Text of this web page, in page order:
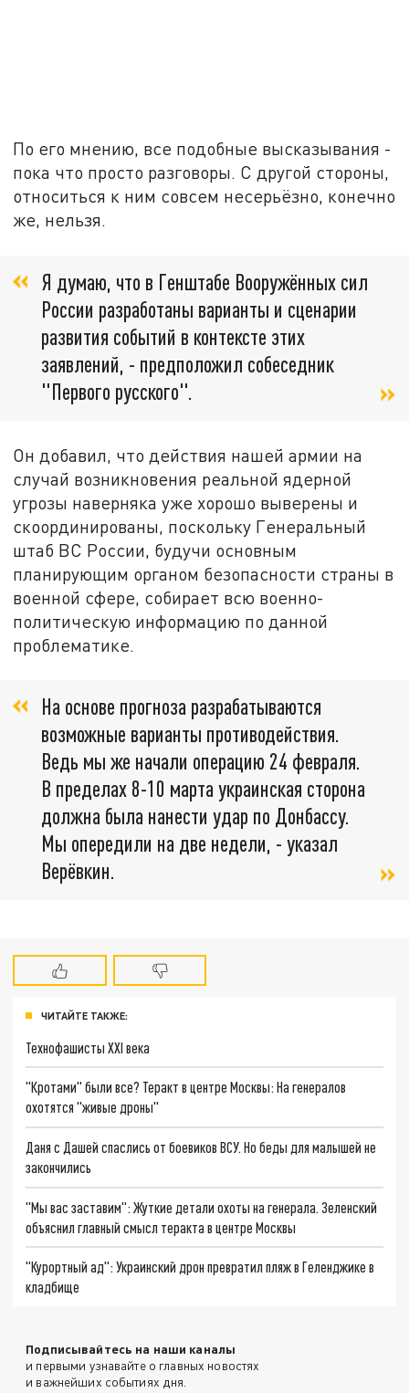
По его мнению, все подобные высказывания -
пока что просто разговоры. С другой стороны,
относиться к ним совсем несерьёзно, конечно
же, нельзя.
Я думаю, что в Генштабе Вооружённых сил
России разработаны варианты и сценарии
развития событий в контексте этих
заявлений, - предположил собеседник
"Первого русского".
Он добавил, что действия нашей армии на
случай возникновения реальной ядерной
угрозы наверняка уже хорошо выверены и
скоординированы, поскольку Генеральный
штаб ВС России, будучи основным
планирующим органом безопасности страны в
военной сфере, собирает всю военно-
политическую информацию по данной
проблематике.
На основе прогноза разрабатываются
возможные варианты противодействия.
Ведь мы же начали операцию 24 февраля.
В пределах 8-10 марта украинская сторона
должна была нанести удар по Донбассу.
Мы опередили на две недели, - указал
Верёвкин.
ЧИТАЙТЕ ТАКЖЕ:
Технофашисты XXI века
"Кротами" были все? Теракт в центре Москвы: На генералов
охотятся "живые дроны"
Даня с Дашей спаслись от боевиков ВСУ. Но беды для малышей не
закончились
"Мы вас заставим": Жуткие детали охоты на генерала. Зеленский
объяснил главный смысл теракта в центре Москвы
"Курортный ад": Украинский дрон превратил пляж в Геленджике в
кладбище
Подписывайтесь на наши каналы
и первыми узнавайте о главных новостях
и важнейших событиях дня.